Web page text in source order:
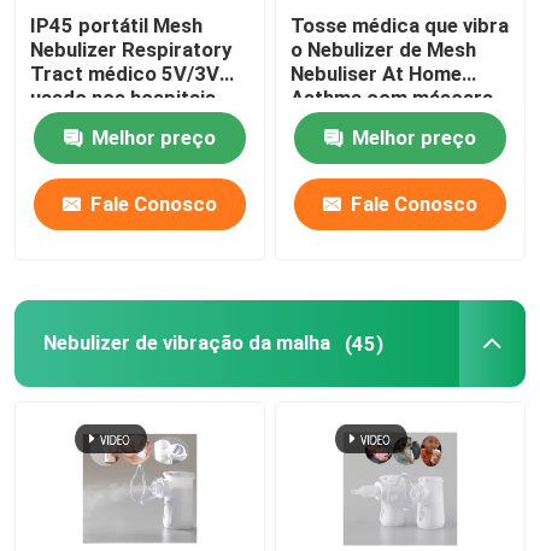
IP45 portátil Mesh
Nebulizer Respiratory
Tract médico 5V/3V
usado nos hospitais
Melhor preço
Fale Conosco
Tosse médica que vibra
o Nebulizer de Mesh
Nebuliser At Home
Asthma com máscara
Melhor preço
Fale Conosco
Nebulizer de vibração da malha (45)